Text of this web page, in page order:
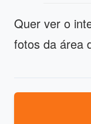
Quer ver o
fotos da área